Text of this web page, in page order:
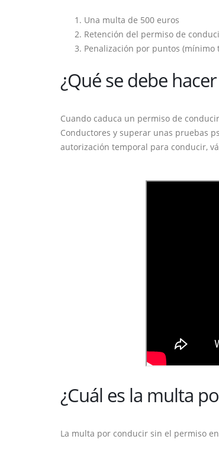
Una multa de 500 euros
Retención del permiso de
Penalización por puntos (mínimo
¿Qué se debe
Cuando caduca un permiso de
Conductores y superar unas pruebas
autorización temporal para conducir,
¿Cuál es la multa
La multa por conducir sin el permiso